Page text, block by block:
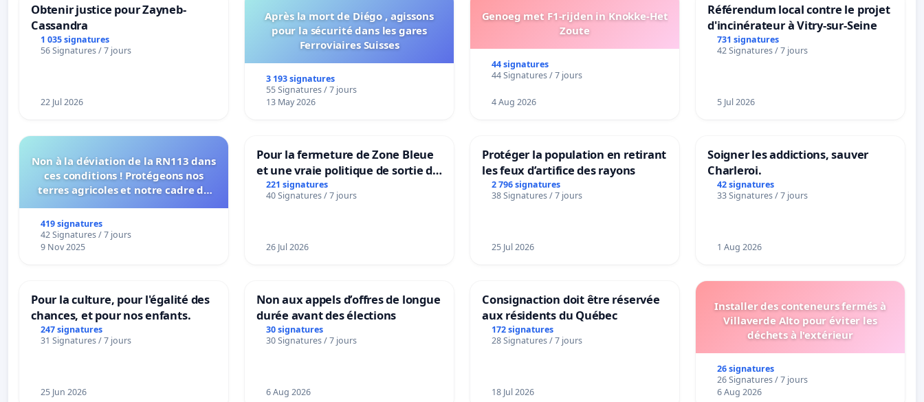
Obtenir justice pour Zayneb-
Cassandra
1 035 signatures
56 Signatures / 7 jours
22 Jul 2026
Après la mort de Diégo , agissons
pour la sécurité dans les gares
Ferroviaires Suisses
3 193 signatures
55 Signatures / 7 jours
13 May 2026
Genoeg met F1-rijden in Knokke-Het
Zoute
44 signatures
44 Signatures / 7 jours
4 Aug 2026
Référendum local contre le projet
d'incinérateur à Vitry-sur-Seine
731 signatures
42 Signatures / 7 jours
5 Jul 2026
Non à la déviation de la RN113 dans
ces conditions ! Protégeons nos
terres agricoles et notre cadre de
419 signatures
42 Signatures / 7 jours
9 Nov 2025
Pour la fermeture de Zone Bleue
et une vraie politique de sortie de
la dépendance
221 signatures
40 Signatures / 7 jours
26 Jul 2026
Protéger la population en retirant
les feux d’artifice des rayons
2 796 signatures
38 Signatures / 7 jours
25 Jul 2026
Soigner les addictions, sauver
Charleroi.
42 signatures
33 Signatures / 7 jours
1 Aug 2026
Pour la culture, pour l'égalité des
chances, et pour nos enfants.
247 signatures
31 Signatures / 7 jours
25 Jun 2026
Non aux appels d’offres de longue
durée avant des élections
30 signatures
30 Signatures / 7 jours
6 Aug 2026
Consignaction doit être réservée
aux résidents du Québec
172 signatures
28 Signatures / 7 jours
18 Jul 2026
Installer des conteneurs fermés à
Villaverde Alto pour éviter les
déchets à l'extérieur
26 signatures
26 Signatures / 7 jours
6 Aug 2026